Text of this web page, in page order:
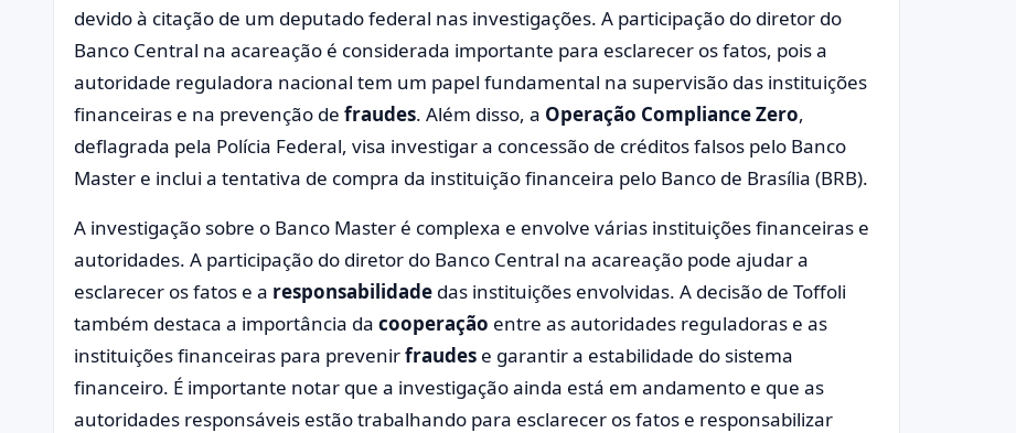
devido à citação de um deputado federal nas investigações. A participação do diretor do
Banco Central na acareação é considerada importante para esclarecer os fatos, pois a
autoridade reguladora nacional tem um papel fundamental na supervisão das instituições
financeiras e na prevenção de fraudes. Além disso, a Operação Compliance Zero,
deflagrada pela Polícia Federal, visa investigar a concessão de créditos falsos pelo Banco
Master e inclui a tentativa de compra da instituição financeira pelo Banco de Brasília (BRB).
A investigação sobre o Banco Master é complexa e envolve várias instituições financeiras e
autoridades. A participação do diretor do Banco Central na acareação pode ajudar a
esclarecer os fatos e a responsabilidade das instituições envolvidas. A decisão de Toffoli
também destaca a importância da cooperação entre as autoridades reguladoras e as
instituições financeiras para prevenirfraudes e garantir a estabilidade do sistema
financeiro. É importante notar que a investigação ainda está em andamento e que as
autoridades responsáveis estão trabalhando para esclarecer os fatos e responsabilizar